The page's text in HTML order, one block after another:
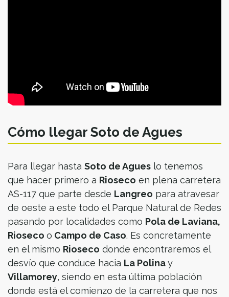
Cómo llegar Soto de Agues
Para llegar hasta Soto de Agues lo tenemos
que hacer primero a Rioseco en plena carretera
AS-117 que parte desde Langreo para atravesar
de oeste a este todo el Parque Natural de Redes
pasando por localidades como Pola de Laviana,
Rioseco o Campo de Caso. Es concretamente
en el mismo Rioseco donde encontraremos el
desvío que conduce hacia La Polinay
Villamorey, siendo en esta última población
donde está el comienzo de la carretera que nos